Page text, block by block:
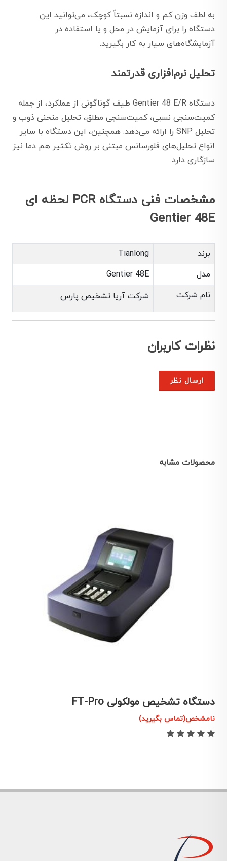
به لطف وزن کم و اندازه نسبتاً کوچک، می‌توانید این
دستگاه را برای آزمایش در محل و یا استفاده در
آزمایشگاه‌های سیار به کار بگیرید.
تحلیل نرم‌افزاری قدرتمند
دستگاه Gentier 48 E/R طیف گوناگونی از عملکرد، از جمله
کمیت‌سنجی نسبی، کمیت‌سنجی مطلق، تحلیل منحنی ذوب و
تحلیل SNP را ارائه می‌دهد. همچنین، این دستگاه با سایر
انواع تحلیل‌های فلورسانس مبتنی بر روش تکثیر هم دما نیز
سازگاری دارد.
مشخصات فنی دستگاه PCR لحظه ای
Gentier 48E
برند
Tianlong
مدل
Gentier 48E
نام شرکت
شرکت آریا تشخیص پارس
نظرات کاربران
ارسال نظر
محصولات مشابه
دستگاه تشخیص مولکولی FT-Pro
نامشخص(تماس بگیرید)